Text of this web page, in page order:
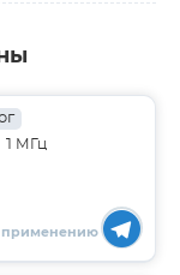
1 МГц
применению